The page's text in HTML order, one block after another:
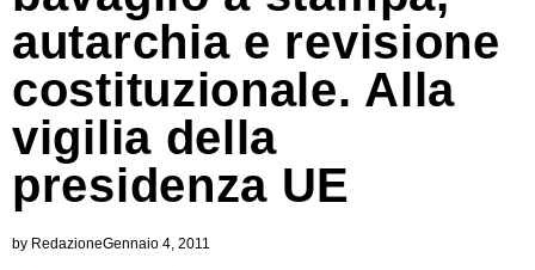
autarchia e revisione
costituzionale. Alla
vigilia della
presidenza UE
by RedazioneGennaio 4, 2011